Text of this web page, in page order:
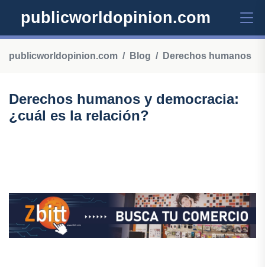
publicworldopinion.com
publicworldopinion.com Blog Derechos humanos
Derechos humanos y democracia:
¿cuál es la relación?